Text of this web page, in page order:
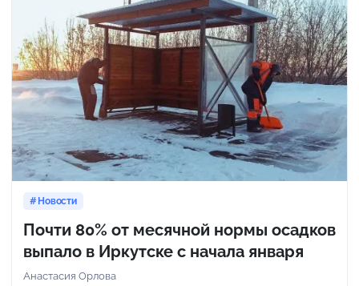
Новости
Почти 80% от месячной нормы осадков
выпало в Иркутске с начала января
Анастасия Орлова